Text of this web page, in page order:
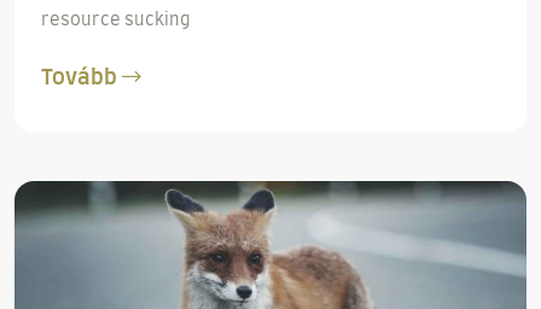
resource sucking
Tovább